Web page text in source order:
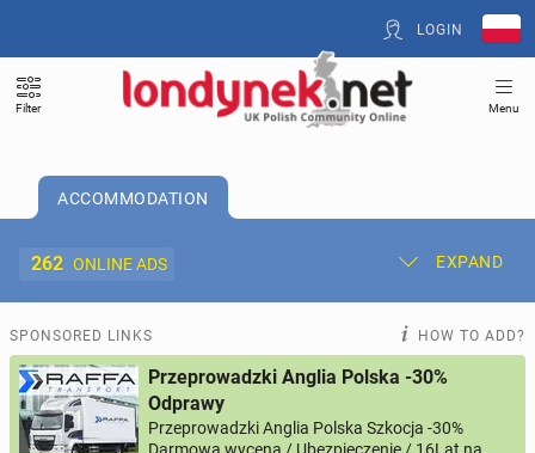
LOGIN
Filter Menu
ACCOMMODATION
262 ONLINE ADS EXPAND
Post New Ad My Ads
Offer and Adverts Price
SPONSORED LINKS HOW TO ADD?
Przeprowadzki Anglia Polska -30%
Odprawy
Przeprowadzki Anglia Polska Szkocja -30%